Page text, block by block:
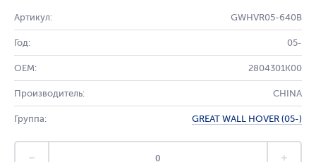
Артикул: GWHVR05-640B
Год: 05-
OEM: 2804301K00
Производитель: CHINA
Группа: GREAT WALL HOVER (05-)